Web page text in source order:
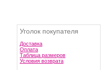
Уголок покупателя
Доставка
Оплата
Таблица размеров
Условия возврата